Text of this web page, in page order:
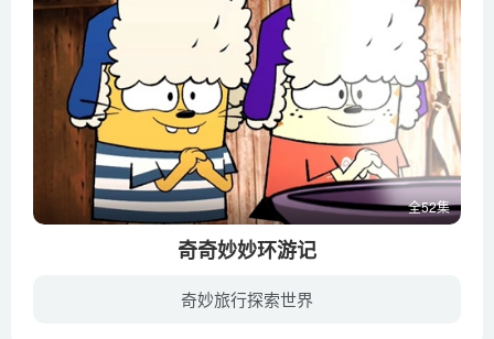
全52集
奇奇妙妙环游记
奇妙旅行探索世界